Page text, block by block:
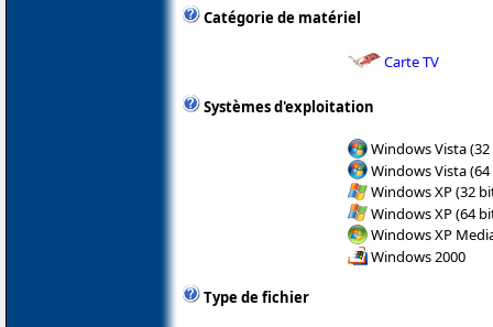
Catégorie de matériel
Carte TV
Systèmes d'exploitation
Windows Vista
Windows Vista
Windows XP (32
Windows XP (64
Windows XP
Windows 2000
Type de fichier